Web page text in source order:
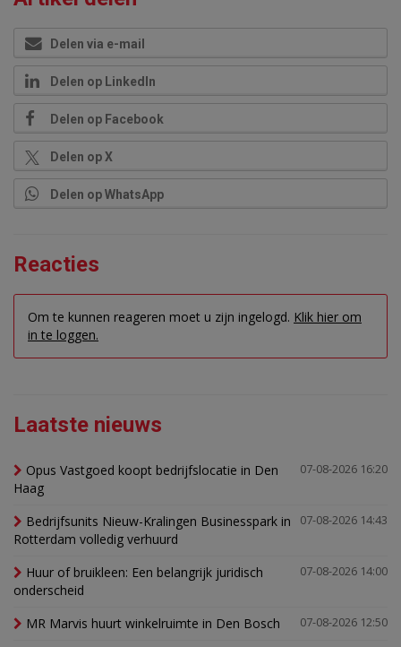
Delen via e-mail
Delen op LinkedIn
Delen op Facebook
Delen op X
Delen op WhatsApp
Reacties
Om te kunnen reageren moet u zijn ingelogd. Klik hier om
in te loggen.
Laatste nieuws
07-08-2026 16:20
Opus Vastgoed koopt bedrijfslocatie in Den
Haag
07-08-2026 14:43
Bedrijfsunits Nieuw-Kralingen Businesspark in
Rotterdam volledig verhuurd
07-08-2026 14:00
Huur of bruikleen: Een belangrijk juridisch
onderscheid
07-08-2026 12:50
MR Marvis huurt winkelruimte in Den Bosch